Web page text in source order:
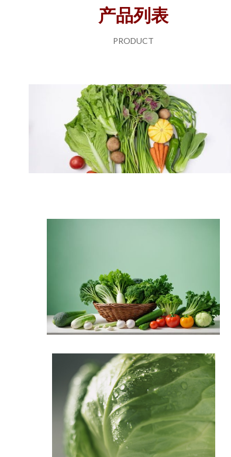
产品列表
PRODUCT